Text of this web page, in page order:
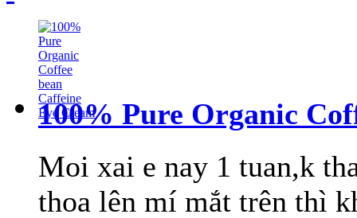
100% Pure Organic
Moi xai e nay 1 tuan,k
thoa lên mí mắt trên thì